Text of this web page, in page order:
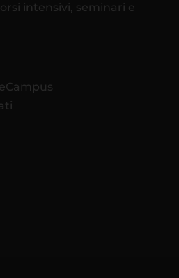
intensivi, seminari e